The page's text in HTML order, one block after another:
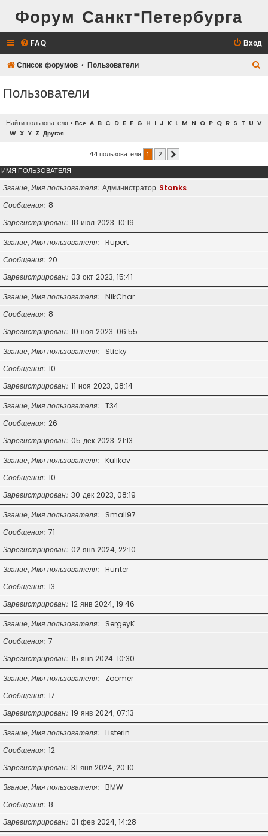
Форум Санкт-Петербурга
FAQ Вход
Список форумов Пользователи
Пользователи
Найти пользователя • Все A B C D E F G H I J K L M N O P Q R S T U V
W X Y Z Другая
44 пользователя 1 2
ИМЯ ПОЛЬЗОВАТЕЛЯ
Звание, Имя пользователя Администратор Stonks
Сообщения 8
Зарегистрирован 18 июл 2023, 10:19
Звание, Имя пользователя
Rupert
Сообщения 20
Зарегистрирован 03 окт 2023, 15:41
Звание, Имя пользователя
NikChar
Сообщения 8
Зарегистрирован 10 ноя 2023, 06:55
Звание, Имя пользователя
Sticky
Сообщения 10
Зарегистрирован 11 ноя 2023, 08:14
Звание, Имя пользователя
T34
Сообщения 26
Зарегистрирован 05 дек 2023, 21:13
Звание, Имя пользователя
Kulikov
Сообщения 10
Зарегистрирован 30 дек 2023, 08:19
Звание, Имя пользователя
Small97
Сообщения 71
Зарегистрирован 02 янв 2024, 22:10
Звание, Имя пользователя
Hunter
Сообщения 13
Зарегистрирован 12 янв 2024, 19:46
Звание, Имя пользователя
SergeyK
Сообщения 7
Зарегистрирован 15 янв 2024, 10:30
Звание, Имя пользователя
Zoomer
Сообщения 17
Зарегистрирован 19 янв 2024, 07:13
Звание, Имя пользователя
Listerin
Сообщения 12
Зарегистрирован 31 янв 2024, 20:10
Звание, Имя пользователя
BMW
Сообщения 8
Зарегистрирован 01 фев 2024, 14:28